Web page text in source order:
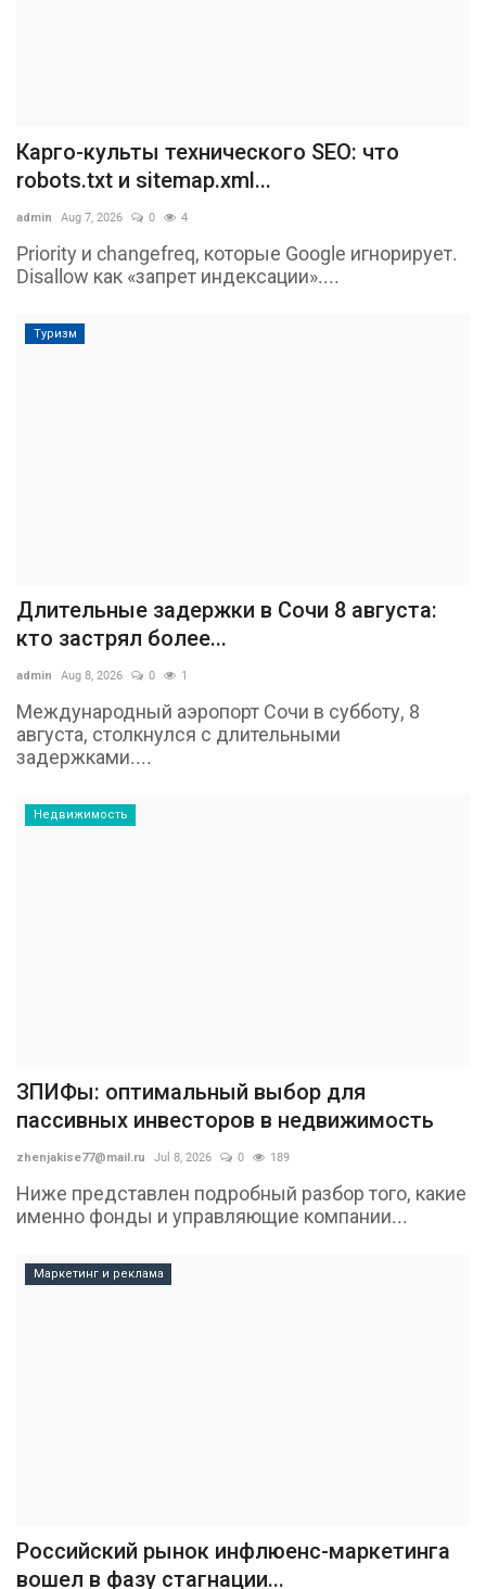
Карго-культы технического SEO: что
robots.txt и sitemap.xml...
admin Aug 7, 2026 0 4
Priority и changefreq, которые Google игнорирует.
Disallow как «запрет индексации»....
Туризм
Длительные задержки в Сочи 8 августа:
кто застрял более...
admin Aug 8, 2026 0 1
Международный аэропорт Сочи в субботу, 8
августа, столкнулся с длительными
задержками....
Недвижимость
ЗПИФы: оптимальный выбор для
пассивных инвесторов в недвижимость
zhenjakise77@mail.ru Jul 8, 2026 0 189
Ниже представлен подробный разбор того, какие
именно фонды и управляющие компании...
Маркетинг и реклама
Российский рынок инфлюенс-маркетинга
вошел в фазу стагнации...